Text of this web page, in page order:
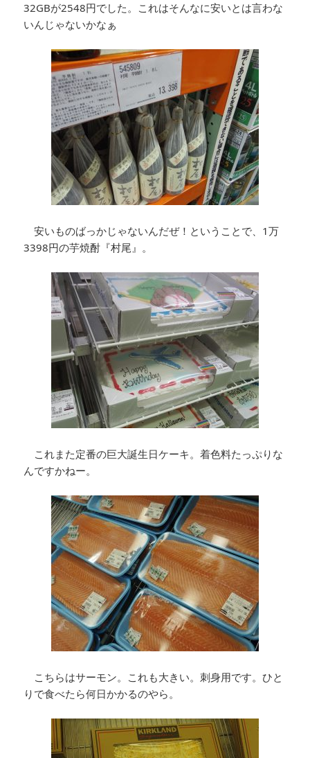
32GBが2548円でした。これはそんなに安いとは言わな
いんじゃないかなぁ
安いものばっかじゃないんだぜ！ということで、1万
3398円の芋焼酎『村尾』。
これまた定番の巨大誕生日ケーキ。着色料たっぷりな
んですかねー。
こちらはサーモン。これも大きい。刺身用です。ひと
りで食べたら何日かかるのやら。